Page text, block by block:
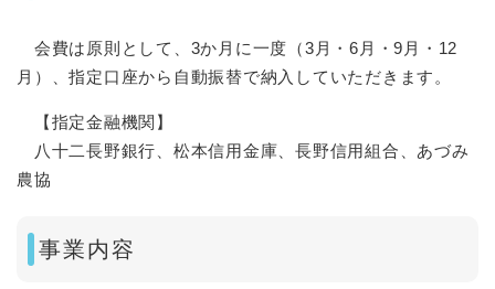
会費は原則として、3か月に一度（3月・6月・9月・12
月）、指定口座から自動振替で納入していただきます。
【指定金融機関】
八十二長野銀行、松本信用金庫、長野信用組合、あづみ
農協
事業内容